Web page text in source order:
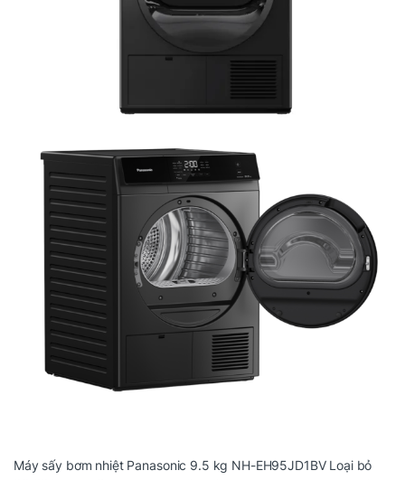
Máy sấy bơm nhiệt Panasonic 9.5 kg NH-EH95JD1BV Loại bỏ